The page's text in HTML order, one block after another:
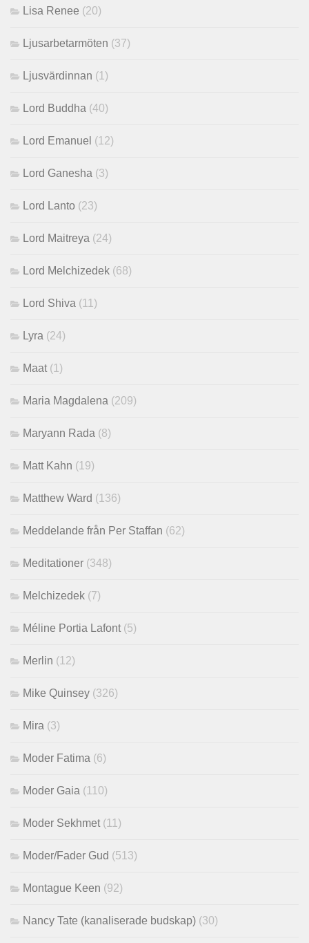
Lisa Renee (20)
Ljusarbetarmöten (37)
Ljusvärdinnan (1)
Lord Buddha (40)
Lord Emanuel (12)
Lord Ganesha (3)
Lord Lanto (23)
Lord Maitreya (24)
Lord Melchizedek (68)
Lord Shiva (11)
Lyra (24)
Maat (1)
Maria Magdalena (209)
Maryann Rada (8)
Matt Kahn (19)
Matthew Ward (136)
Meddelande från Per Staffan (62)
Meditationer (348)
Melchizedek (7)
Méline Portia Lafont (5)
Merlin (12)
Mike Quinsey (326)
Mira (3)
Moder Fatima (6)
Moder Gaia (110)
Moder Sekhmet (11)
Moder/Fader Gud (513)
Montague Keen (92)
Nancy Tate (kanaliserade budskap) (30)